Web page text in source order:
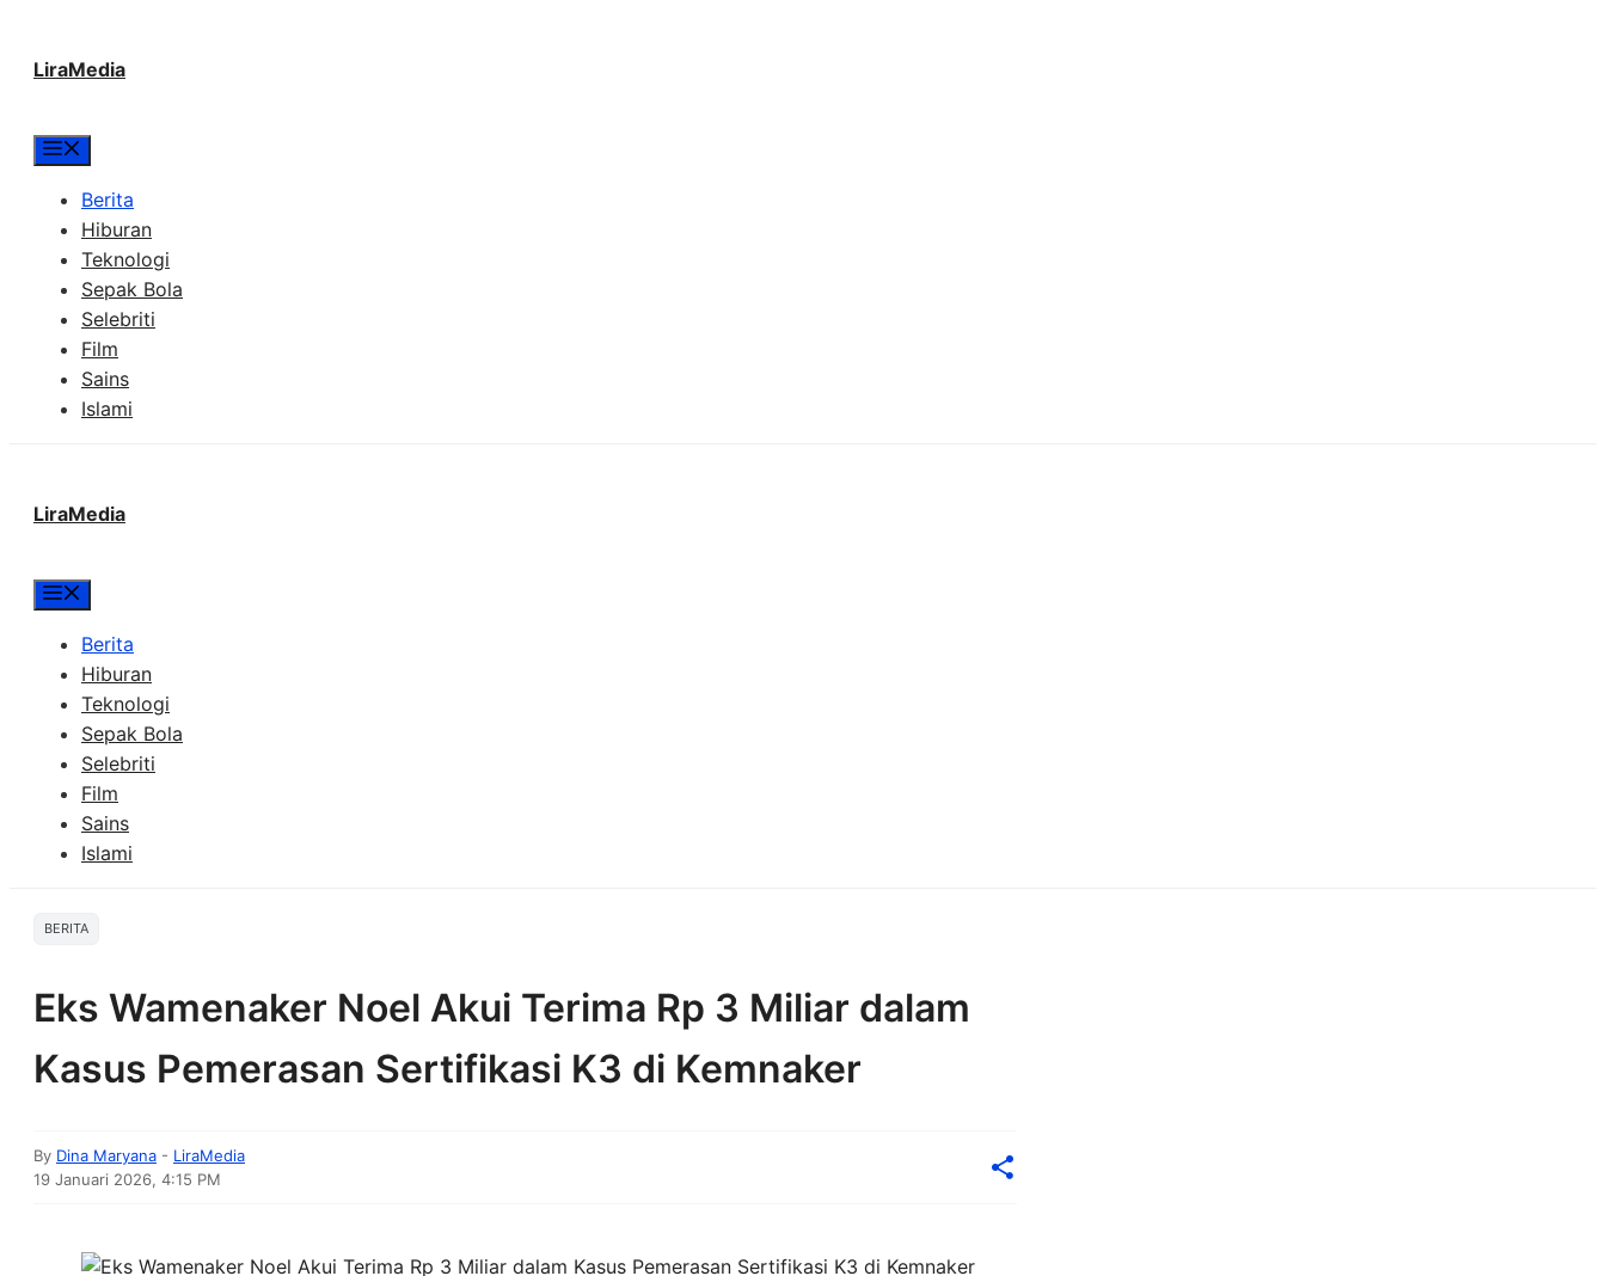
LiraMedia
Berita
Hiburan
Teknologi
Sepak Bola
Selebriti
Film
Sains
Islami
LiraMedia
Berita
Hiburan
Teknologi
Sepak Bola
Selebriti
Film
Sains
Islami
BERITA
Eks Wamenaker Noel Akui Terima Rp 3 Miliar dalam
Kasus Pemerasan Sertifikasi K3 di Kemnaker
By Dina Maryana - LiraMedia
19 Januari 2026, 4:15 PM